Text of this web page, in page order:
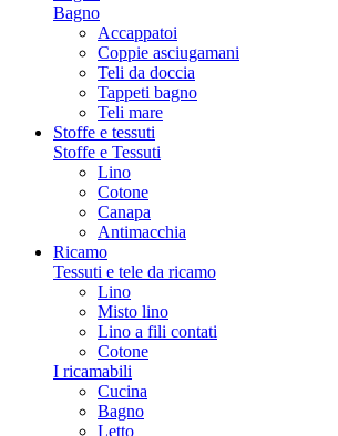
Bagno
Accappatoi
Coppie asciugamani
Teli da doccia
Tappeti bagno
Teli mare
Stoffe e tessuti
Stoffe e Tessuti
Lino
Cotone
Canapa
Antimacchia
Ricamo
Tessuti e tele da ricamo
Lino
Misto lino
Lino a fili contati
Cotone
I ricamabili
Cucina
Bagno
Letto